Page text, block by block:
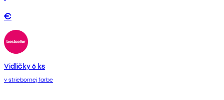
€
Vidličky 6 ks
v striebornej farbe